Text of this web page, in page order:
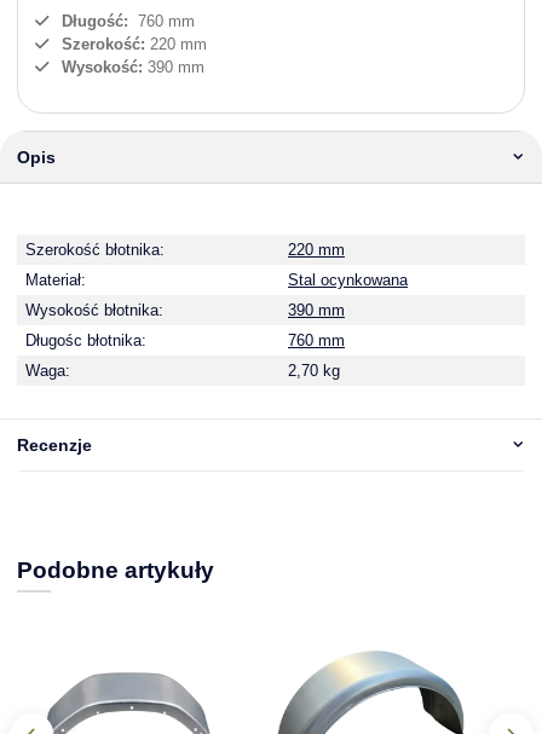
Długość: 760 mm
Szerokość: 220 mm
Wysokość: 390 mm
Opis
Szerokość błotnika:
220 mm
Materiał:
Stal ocynkowana
Wysokość błotnika:
390 mm
Długośc błotnika:
760 mm
Waga:
2,70 kg
Recenzje
Podobne artykuły